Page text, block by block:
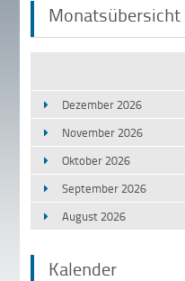
Monatsübersicht
Dezember 2026
November 2026
Oktober 2026
September 2026
August 2026
Kalender